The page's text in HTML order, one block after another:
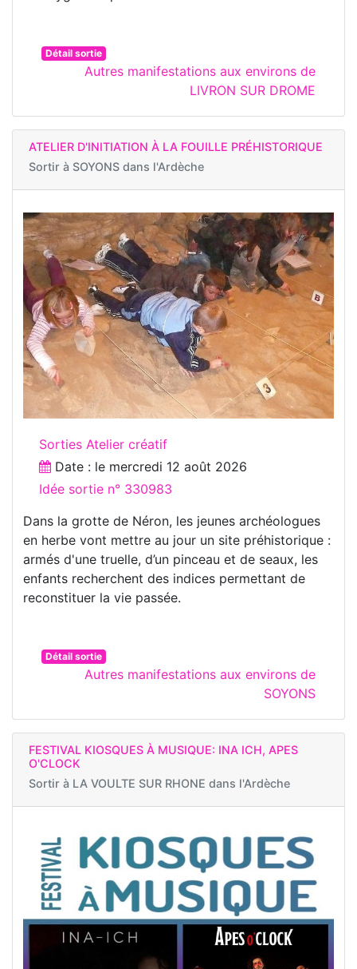
Détail sortie
Autres manifestations aux environs de
LIVRON SUR DROME
ATELIER D'INITIATION À LA FOUILLE PRÉHISTORIQUE
Sortir à SOYONS dans l'Ardèche
Sorties Atelier créatif
Date : le mercredi 12 août 2026
Idée sortie n° 330983
Dans la grotte de Néron, les jeunes archéologues
en herbe vont mettre au jour un site préhistorique :
armés d'une truelle, d’un pinceau et de seaux, les
enfants recherchent des indices permettant de
reconstituer la vie passée.
Détail sortie
Autres manifestations aux environs de
SOYONS
FESTIVAL KIOSQUES À MUSIQUE: INA ICH, APES
O'CLOCK
Sortir à LA VOULTE SUR RHONE dans l'Ardèche